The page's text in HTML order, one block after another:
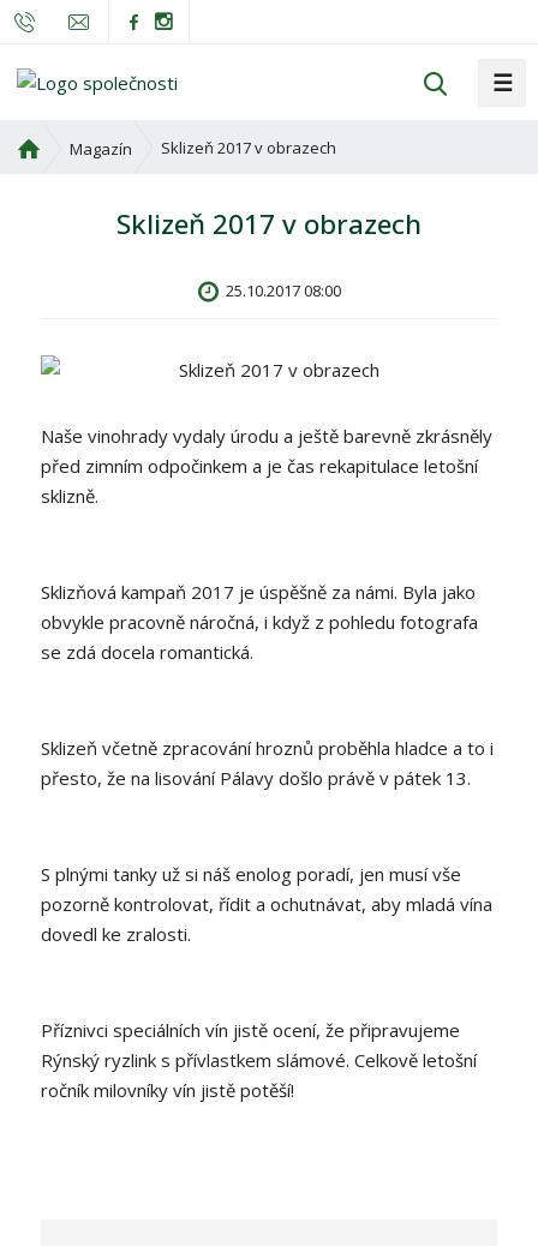
☰
v
r
a
Magazín Sklizeň 2017 v obrazech
Sklizeň 2017 v obrazech
25.10.2017 08:00
Naše vinohrady vydaly úrodu a ještě barevně zkrásněly
před zimním odpočinkem a je čas rekapitulace letošní
sklizně.
Sklizňová kampaň 2017 je úspěšně za námi. Byla jako
obvykle pracovně náročná, i když z pohledu fotografa
se zdá docela romantická.
Sklizeň včetně zpracováníhroznů proběhla hladce a to i
přesto, že na lisování Pálavy došlo právě v pátek 13.
S plnými tanky už si náš enolog poradí, jen musí vše
pozorně kontrolovat, řídit a ochutnávat, aby mladá vína
dovedl ke zralosti.
Příznivci speciálních vín jistě ocení, že připravujeme
Rýnský ryzlink s přívlastkem slámové. Celkově letošní
ročník milovníky vín jistě potěší!